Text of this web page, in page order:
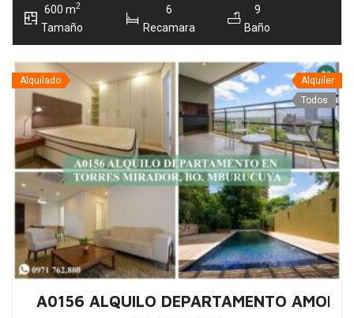
600 m2
Tamaño
6
Recamara
9
Baño
Alquilado
Alquiler
Todos
A0156 ALQUILO DEPARTAMENTO